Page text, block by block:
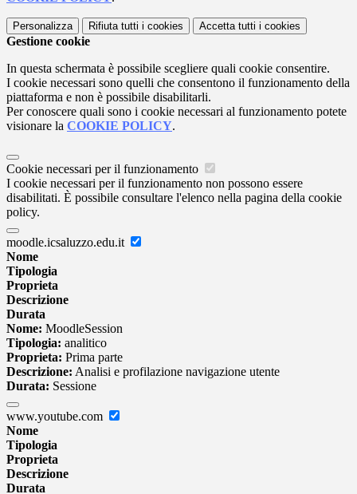
Personalizza Rifiuta tutti i cookies Accetta tutti i cookies
Gestione cookie
In questa schermata è possibile scegliere quali cookie consentire.
I cookie necessari sono quelli che consentono il funzionamento della
piattaforma e non è possibile disabilitarli.
Per conoscere quali sono i cookie necessari al funzionamento potete
visionare la COOKIE POLICY.
Cookie necessari per il funzionamento
I cookie necessari per il funzionamento non possono essere
disabilitati. È possibile consultare l'elenco nella pagina della cookie
policy.
moodle.icsaluzzo.edu.it
Nome
Tipologia
Proprieta
Descrizione
Durata
Nome: MoodleSession
Tipologia: analitico
Proprieta: Prima parte
Descrizione: Analisi e profilazione navigazione utente
Durata: Sessione
www.youtube.com
Nome
Tipologia
Proprieta
Descrizione
Durata